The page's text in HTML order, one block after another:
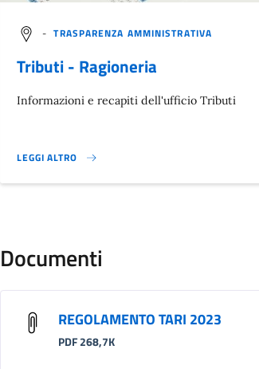
- TRASPARENZA AMMINISTRATIVA
Tributi - Ragioneria
Informazioni e recapiti dell'ufficio Tributi
LEGGI ALTRO
}
Documenti
REGOLAMENTO TARI 2023
PDF 268,7K